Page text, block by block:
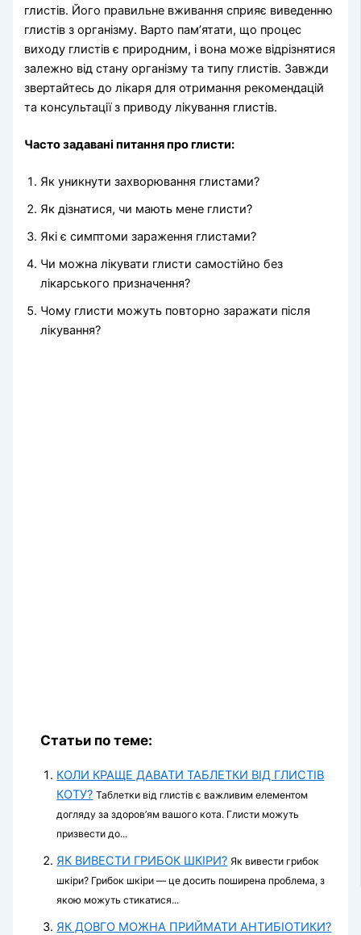
глистів. Його правильне вживання сприяє виведенню
глистів з організму. Варто пам’ятати, що процес
виходу глистів є природним, і вона може відрізнятися
залежно від стану організму та типу глистів. Завжди
звертайтесь до лікаря для отримання рекомендацій
та консультації з приводу лікування глистів.
Часто задавані питання про глисти:
Як уникнути захворювання глистами?
Як дізнатися, чи мають мене глисти?
Які є симптоми зараження глистами?
Чи можна лікувати глисти самостійно без
лікарського призначення?
Чому глисти можуть повторно заражати після
лікування?
Статьи по теме:
КОЛИ КРАЩЕ ДАВАТИ ТАБЛЕТКИ ВІД ГЛИСТІВ
КОТУ? Таблетки від глистів є важливим елементом
догляду за здоров’ям вашого кота. Глисти можуть
призвести до...
ЯК ВИВЕСТИ ГРИБОК ШКІРИ? Як вивести грибок
шкіри? Грибок шкіри — це досить поширена проблема, з
якою можуть стикатися...
ЯК ДОВГО МОЖНА ПРИЙМАТИ АНТИБІОТИКИ?